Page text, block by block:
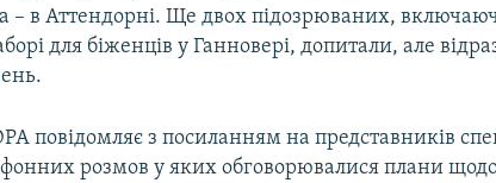
– в Аттендорні. Ще двох підозрюваних,
для біженців у Ганновері, допитали, але
повідомляє з посиланням на представників
розмов у яких обговорювалися плани